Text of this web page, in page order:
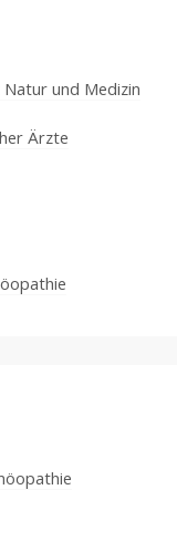
und Medizin
Ärzte